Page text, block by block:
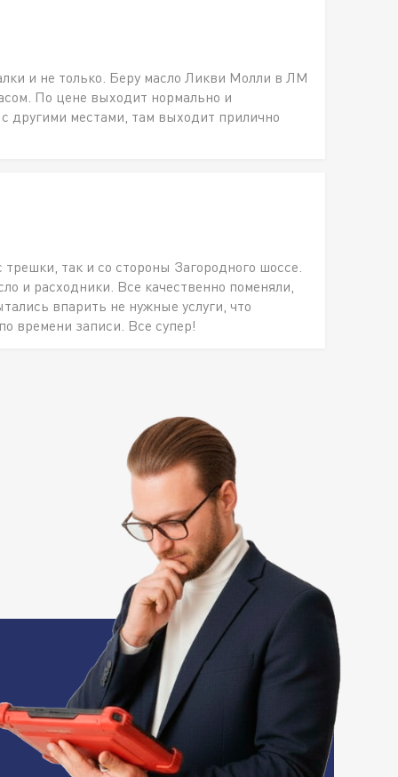
и не только. Беру масло Ликви Молли в ЛМ
По цене выходит нормально и
другими местами, там выходит прилично
так и со стороны Загородного шоссе.
и расходники. Все качественно поменяли,
впарить не нужные услуги, что
времени записи. Все супер!